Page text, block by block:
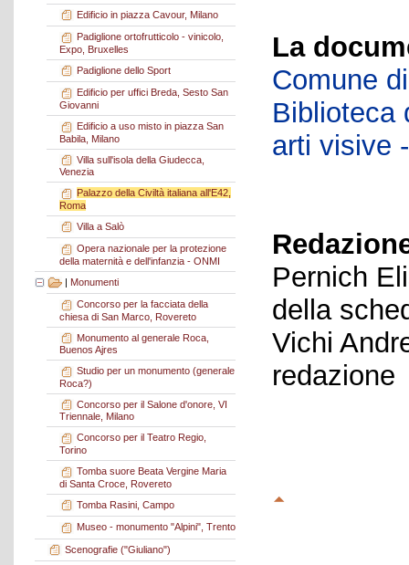
Edificio in piazza Cavour, Milano
Padiglione ortofrutticolo - vinicolo,
Expo, Bruxelles
Padiglione dello Sport
Edificio per uffici Breda, Sesto San
Giovanni
Edificio a uso misto in piazza San
Babila, Milano
Villa sull'isola della Giudecca,
Venezia
Palazzo della Civiltà italiana all'E42,
Roma
Villa a Salò
Opera nazionale per la protezione
della maternità e dell'infanzia - ONMI
| Monumenti
Concorso per la facciata della
chiesa di San Marco, Rovereto
Monumento al generale Roca,
Buenos Ajres
Studio per un monumento (generale
Roca?)
Concorso per il Salone d'onore, VI
Triennale, Milano
Concorso per il Teatro Regio,
Torino
Tomba suore Beata Vergine Maria
di Santa Croce, Rovereto
Tomba Rasini, Campo
Museo - monumento "Alpini", Trento
Scenografie ("Giuliano")
La
Comune
Biblioteca
arti visive
Pernich
della
Vichi
redazione